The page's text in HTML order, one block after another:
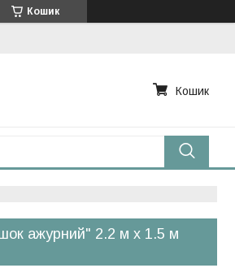
Кошик
Кошик
ажурний" 2.2 м х 1.5 м